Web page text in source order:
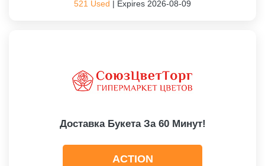
521 Used | Expires 2026-08-09
Доставка Букета За 60 Минут!
ACTION